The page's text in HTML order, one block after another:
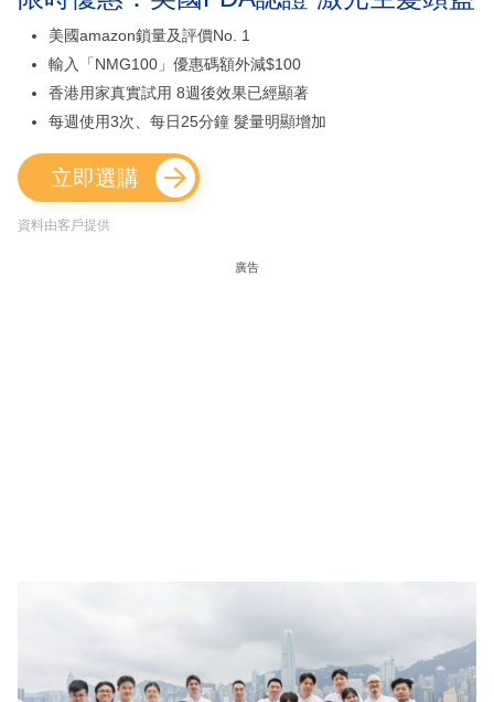
美國amazon鎖量及評價No. 1
輸入「NMG100」優惠碼額外減$100
香港用家真實試用 8週後效果已經顯著
每週使用3次、每日25分鐘 髮量明顯增加
立即選購
資料由客戶提供
廣告